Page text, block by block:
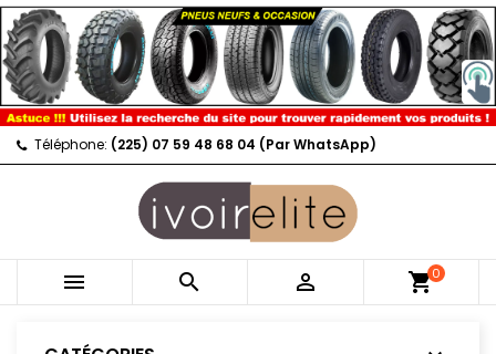
Téléphone: (225) 07 59 48 68 04 (Par WhatsApp)
   shopping_cart0